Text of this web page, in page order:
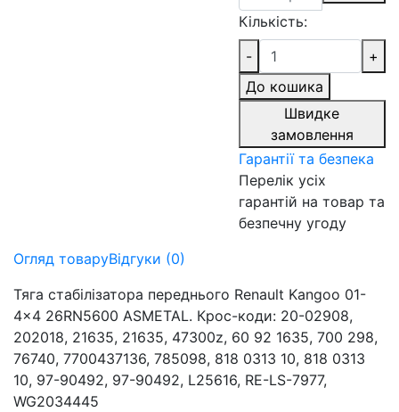
Кількість:
-
+
До кошика
Швидке
замовлення
Гарантії та безпека
Перелік усіх
гарантій на товар та
безпечну угоду
Огляд товаруВідгуки (0)
Тяга стабілізатора переднього Renault Kangoo 01-
4x4 26RN5600 ASMETAL. Крос-коди: 20-02908,
202018, 21635, 21635, 47300z, 60 92 1635, 700 298,
76740, 7700437136, 785098, 818 0313 10, 818 0313
10, 97-90492, 97-90492, L25616, RE-LS-7977,
WG2034445